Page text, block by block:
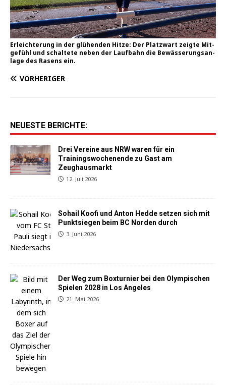
Erleich­te­rung in der glü­hen­den Hit­ze: Der Platz­wart zeig­te Mit­
ge­fühl und schal­te­te neben der Lauf­bahn die Bewäs­se­rungs­an­
la­ge des Rasens ein.
VORHERIGER
NEUESTE BERICHTE:
Drei Vereine aus NRW waren für ein
Trainingswochenende zu Gast am
Zeughausmarkt
12. Juli 2026
Sohail Koofi und Anton Hedde setzen sich mit
Punktsiegen beim BC Norden durch
3. Juni 2026
Der Weg zum Boxturnier bei den Olympischen
Spielen 2028 in Los Angeles
21. Mai 2026